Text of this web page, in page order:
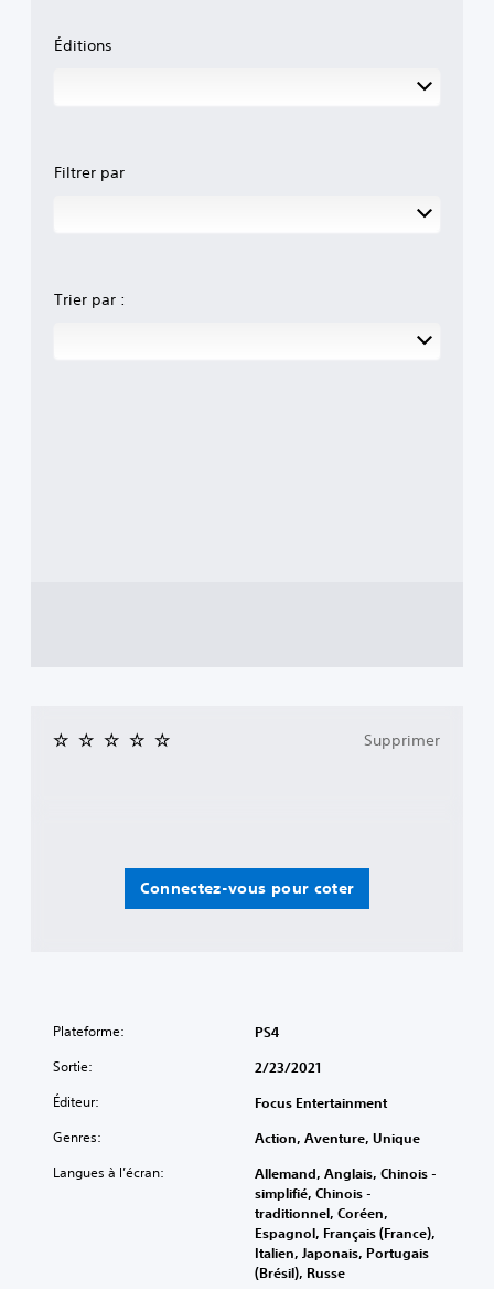
Éditions
Filtrer par
Trier par :
Connectez-vous pour coter
Supprimer
Plateforme: PS4
Sortie: 2/23/2021
Éditeur: Focus Entertainment
Genres: Action, Aventure, Unique
Langues à l’écran:
Allemand, Anglais, Chinois -
simplifié, Chinois -
traditionnel, Coréen,
Espagnol, Français (France),
Italien, Japonais, Portugais
(Brésil), Russe